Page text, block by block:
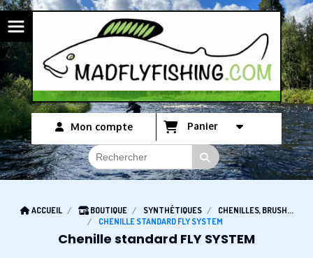
Mon compte Panier
ACCUEIL BOUTIQUE SYNTHÉTIQUES
CHENILLES, BRUSH...
CHENILLE STANDARD FLY SYSTEM
Chenille standard FLY SYSTEM
Panneau de gestion des cookies